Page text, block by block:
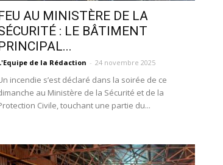
AU MINISTÈRE DE LA
: LE BÂTIMENT
de la Rédaction - 24 novembre 2025
incendie s’est déclaré dans la soirée de ce
au Ministère de la Sécurité et de la
Civile, touchant une partie du...